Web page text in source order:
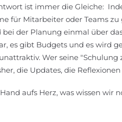
ist immer die Gleiche:
für Mitarbeiter oder Teams
bei der Planung einmal über
es gibt Budgets und es wird
Wer seine
die Updates, die
aufs Herz, was wissen wir